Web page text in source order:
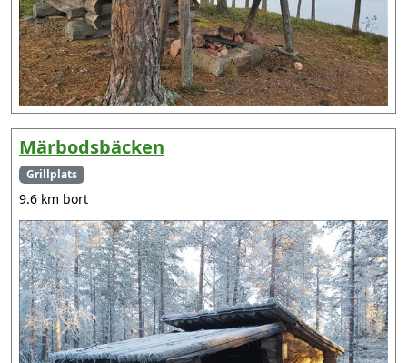
Märbodsbäcken
Grillplats
9.6 km bort